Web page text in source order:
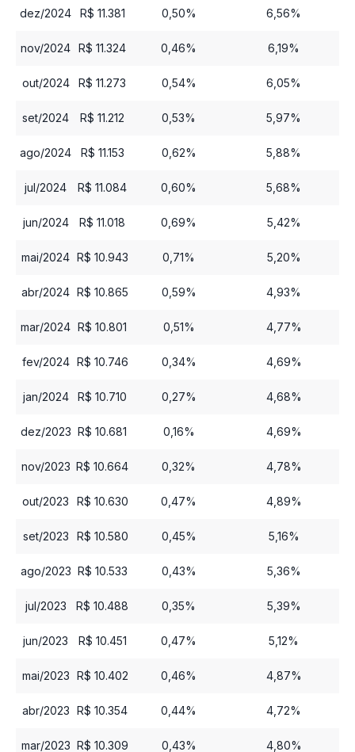
dez/2024 R$ 11.381 0,50% 6,56%
nov/2024 R$ 11.324 0,46% 6,19%
out/2024 R$ 11.273 0,54% 6,05%
set/2024 R$ 11.212 0,53% 5,97%
ago/2024 R$ 11.153 0,62% 5,88%
jul/2024 R$ 11.084 0,60% 5,68%
jun/2024 R$ 11.018 0,69% 5,42%
mai/2024 R$ 10.943 0,71% 5,20%
abr/2024 R$ 10.865 0,59% 4,93%
mar/2024 R$ 10.801 0,51% 4,77%
fev/2024 R$ 10.746 0,34% 4,69%
jan/2024 R$ 10.710 0,27% 4,68%
dez/2023 R$ 10.681 0,16% 4,69%
nov/2023 R$ 10.664 0,32% 4,78%
out/2023 R$ 10.630 0,47% 4,89%
set/2023 R$ 10.580 0,45% 5,16%
ago/2023 R$ 10.533 0,43% 5,36%
jul/2023 R$ 10.488 0,35% 5,39%
jun/2023 R$ 10.451 0,47% 5,12%
mai/2023 R$ 10.402 0,46% 4,87%
abr/2023 R$ 10.354 0,44% 4,72%
mar/2023 R$ 10.309 0,43% 4,80%